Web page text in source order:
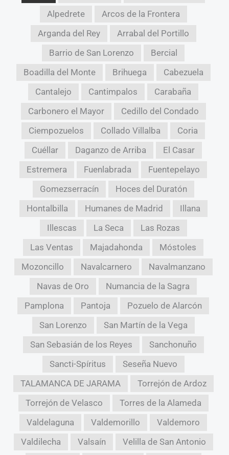
Alpedrete
Arcos de la Frontera
Arganda del Rey
Arrabal del Portillo
Barrio de San Lorenzo
Bercial
Boadilla del Monte
Brihuega
Cabezuela
Cantalejo
Cantimpalos
Carabaña
Carbonero el Mayor
Cedillo del Condado
Ciempozuelos
Collado Villalba
Coria
Cuéllar
Daganzo de Arriba
El Casar
Estremera
Fuenlabrada
Fuentepelayo
Gomezserracín
Hoces del Duratón
Hontalbilla
Humanes de Madrid
Illana
Illescas
La Seca
Las Rozas
Las Ventas
Majadahonda
Móstoles
Mozoncillo
Navalcarnero
Navalmanzano
Navas de Oro
Numancia de la Sagra
Pamplona
Pantoja
Pozuelo de Alarcón
San Lorenzo
San Martín de la Vega
San Sebasián de los Reyes
Sanchonuño
Sancti-Spíritus
Seseña Nuevo
TALAMANCA DE JARAMA
Torrejón de Ardoz
Torrejón de Velasco
Torres de la Alameda
Valdelaguna
Valdemorillo
Valdemoro
Valdilecha
Valsaín
Velilla de San Antonio